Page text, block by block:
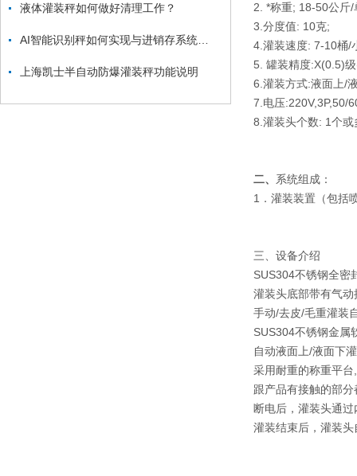
液体灌装秤如何做好清理工作？
上海凯士半自动防爆灌装秤功能说明
2. *称重; 18-50公斤/
3.分度值: 10克;
4.灌装速度: 7-10桶/
5. 罐装精度:X(0.5)
6.灌装方式:液面上/
7.电压:220V,3P,50/
8.灌装头个数: 1个
二、 系统组成：
1．灌装装置（包括
三、设备介绍
SUS304不锈钢全密
灌装头底部带有气
手动/去皮/毛重灌装
SUS304不锈钢金属
自动液面上/液面下
采用耐重的称重平
跟产品有接触的部
断电后，灌装头通
灌装结束后，灌装